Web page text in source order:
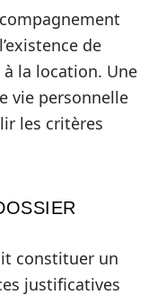
de
à la location. Une
vie personnelle
les critères
constituer un
justificatives